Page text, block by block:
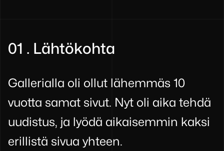
01 . Lähtökohta
Gallerialla oli ollut lähemmäs 10
vuotta samat sivut. Nyt oli aika tehdä
uudistus, ja lyödä aikaisemmin kaksi
erillistä sivua yhteen.